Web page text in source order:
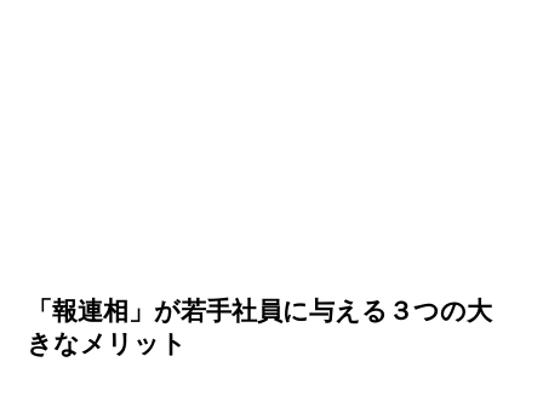
「報連相」が若手社員に与える３つの大
きなメリット